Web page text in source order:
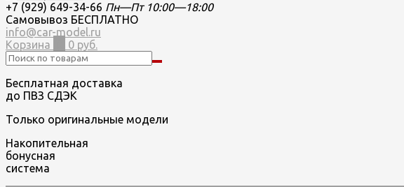
+7 (929) 649-34-66 Пн—Пт 10:00—18:00
Самовывоз БЕСПЛАТНО
info@car-model.ru
Корзина
0 руб.
Бесплатная доставка
до ПВЗ СДЭК
Только оригинальные модели
Накопительная
бонусная
система